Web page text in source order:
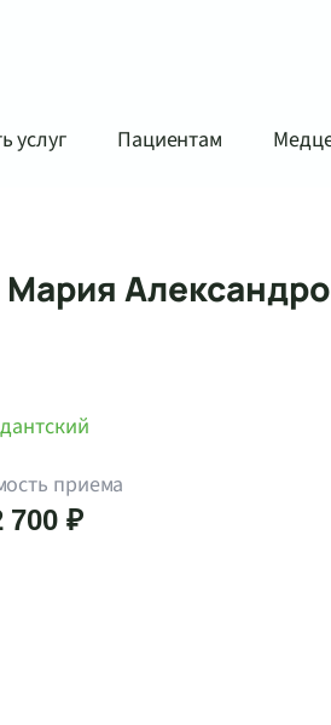
услуг Пациентам
приема
700 ₽